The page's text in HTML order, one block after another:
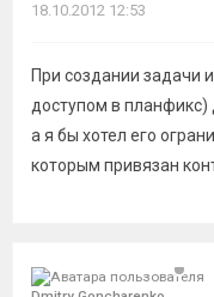
18.10.2012 12:53
При создании задачи
доступом в планфикс)
а я бы хотел его
которым привязан